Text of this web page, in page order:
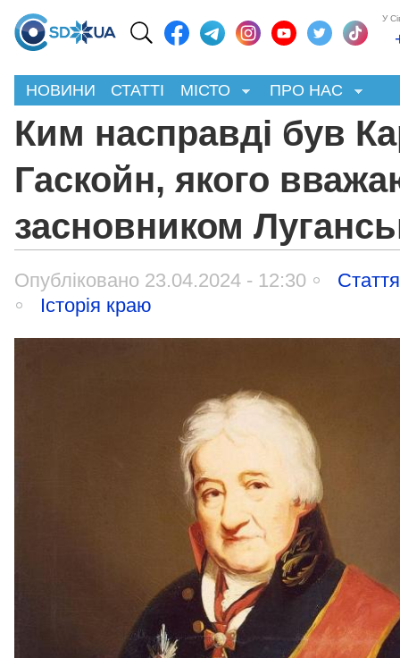
У
НОВИНИ СТАТТІ МІСТО ПРО НАС
Ким насправді був
Гаскойн, якого
засновником
Опубліковано 23.04.2024 - 12:30
Стаття
Історія краю